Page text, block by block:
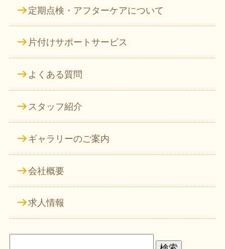
定期点検・アフターケアについて
片付けサポートサービス
よくある質問
スタッフ紹介
ギャラリーのご案内
会社概要
求人情報